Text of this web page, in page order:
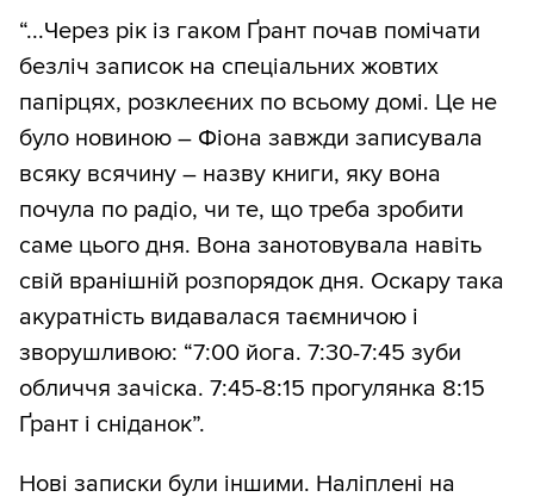
“...Через рік із гаком Ґрант почав помічати
безліч записок на спеціальних жовтих
папірцях, розклеєних по всьому домі. Це не
було новиною – Фіона завжди записувала
всяку всячину – назву книги, яку вона
почула по радіо, чи те, що треба зробити
саме цього дня. Вона занотовувала навіть
свій вранішній розпорядок дня. Оскару така
акуратність видавалася таємничою і
зворушливою: “7:00 йога. 7:30-7:45 зуби
обличчя зачіска. 7:45-8:15 прогулянка 8:15
Ґрант і сніданок”.
Нові записки були іншими. Наліплені на